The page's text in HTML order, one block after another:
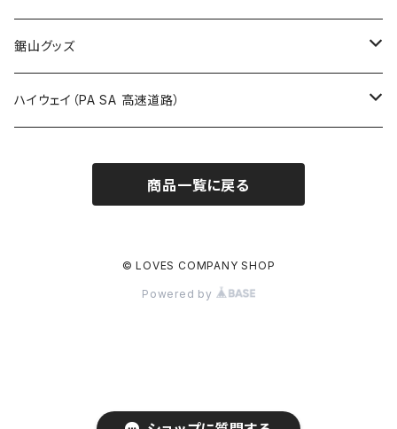
ROUTE 700～799号線
ROUTE 600～699号線
ROUTE 700～799号線
栃木県
群馬県
ホテルキーホルダー
たばこ・禁煙ステッカー
ステッカー
鋸山グッズ
Tシャツ
ハイウェイ（PA SA 高速道路）
商品一覧に戻る
© LOVES COMPANY SHOP
Powered by